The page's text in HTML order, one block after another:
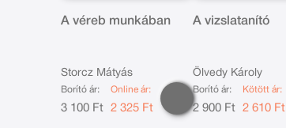
A véreb munkában
Storcz Mátyás
Borító ár:
3 100 Ft
Online ár:
2 325 Ft
A vizslatanító
Ölvedy Károly
Borító ár:
2 900 Ft
Kötött ár:
2 610 Ft